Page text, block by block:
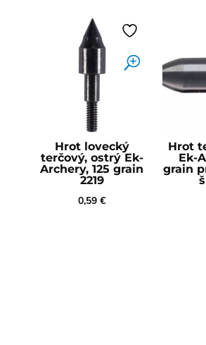
Hrot lovecký
terčový, ostrý Ek-
Archery, 125 grain
2219
0,59€
Hrot
Ek-
grain